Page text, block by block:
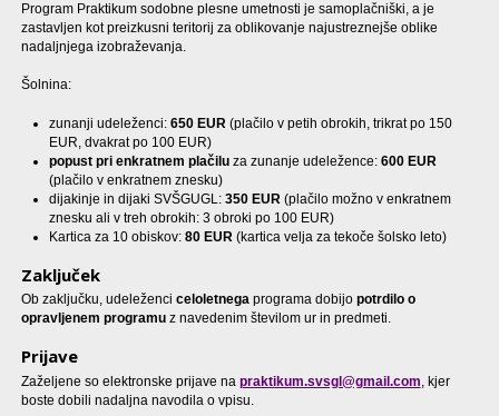
Program Praktikum sodobne plesne umetnosti je samoplačniški, a je
zastavljen kot preizkusni teritorij za oblikovanje najustreznejše oblike
nadaljnjega izobraževanja.
Šolnina:
zunanji udeleženci:650 EUR (plačilo v petih obrokih, trikrat po 150
EUR, dvakrat po 100 EUR)
popust pri enkratnem plačilu za zunanje udeležence:600 EUR
(plačilo v enkratnem znesku)
dijakinje in dijaki SVŠGUGL:350 EUR(plačilo možno v enkratnem
znesku ali v treh obrokih: 3 obroki po 100 EUR)
Kartica za 10 obiskov:80 EUR (kartica velja za tekoče šolsko leto)
Zaključek
Ob zaključku, udeleženci celoletnegaprograma dobijo potrdilo o
opravljenem programuz navedenim številom ur in predmeti.
Prijave
Zaželjene so elektronske prijave na praktikum.svsgl@gmail.com, kjer
boste dobili nadaljna navodila o vpisu.